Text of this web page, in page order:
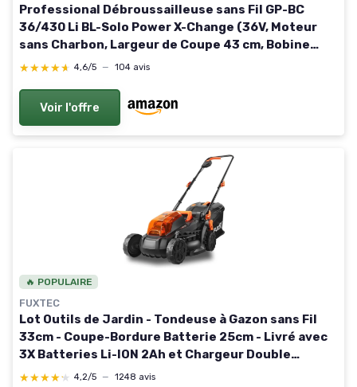
Professional Débroussailleuse sans Fil GP-BC
36/430 Li BL-Solo Power X-Change (36V, Moteur
sans Charbon, Largeur de Coupe 43 cm, Bobine
Double Fil à avance autom, Lame 3 Dents, sans
★★★★★
★★★★★ 4,6/5 — 104 avis
Voir l'offre
🔥 POPULAIRE
FUXTEC
Lot Outils de Jardin - Tondeuse à Gazon sans Fil
33cm - Coupe-Bordure Batterie 25cm - Livré avec
3X Batteries Li-ION 2Ah et Chargeur Double
Decespugliatore + Tagliaerba (con batteria)
★★★★★
★★★★★ 4,2/5 — 1248 avis